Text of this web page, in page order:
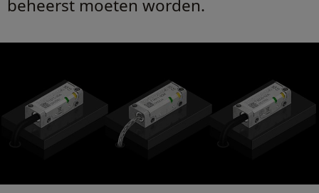
beheerst moeten worden.